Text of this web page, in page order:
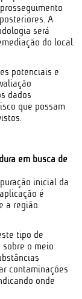
A
será
do local.
potenciais e
dados
que possam
em busca de
inicial da
é
a região.
tipo de
o meio
contaminações
onde